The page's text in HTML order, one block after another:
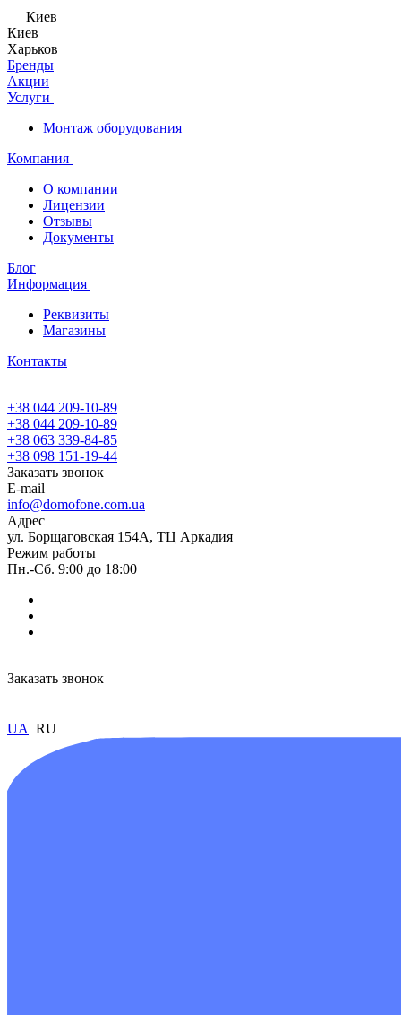
Киев
Киев
Харьков
Бренды
Акции
Услуги
Монтаж оборудования
Компания
О компании
Лицензии
Отзывы
Документы
Блог
Информация
Реквизиты
Магазины
Контакты
+38 044 209-10-89
+38 044 209-10-89
+38 063 339-84-85
+38 098 151-19-44
Заказать звонок
E-mail
info@domofone.com.ua
Адрес
ул. Борщаговская 154А, ТЦ Аркадия
Режим работы
Пн.-Сб. 9:00 до 18:00
Заказать звонок
UA RU